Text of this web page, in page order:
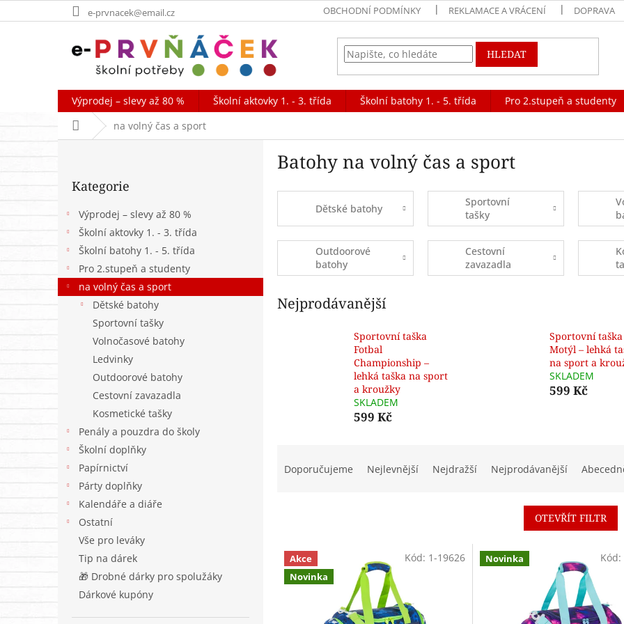
na
e-prvnacek@email.cz OBCHODNÍ PODMÍNKY REKLAMACE A VRÁCENÍ DOPRAVA
HLEDAT
Výprodej – slevy až 80 % Školní aktovky 1. - 3. třída Školní batohy 1. - 5. třída Pro 2.stupeň a studenty
Domů na volný čas a sport
P
a
n
kategorie
Kategorie
Výprodej – slevy až 80 %
Školní aktovky 1. - 3. třída
Školní batohy 1. - 5. třída
Pro 2.stupeň a studenty
na volný čas a sport
Dětské batohy
Sportovní tašky
Volnočasové batohy
Ledvinky
Outdoorové batohy
Cestovní zavazadla
Kosmetické tašky
Penály a pouzdra do školy
Školní doplňky
Papírnictví
Párty doplňky
Kalendáře a diáře
Ostatní
Vše pro leváky
Tip na dárek
🎁 Drobné dárky pro spolužáky
Dárkové kupóny
Batohy na volný čas a sport
Dětské batohy
Sportovní
tašky
Outdoorové
batohy
Cestovní
zavazadla
Nejprodávanější
Sportovní taška
Fotbal
Championship –
lehká taška na sport
a kroužky
SKLADEM
599 Kč
Sportovní taška
Motýl – lehká
na sport a
SKLADEM
599 Kč
o
d
Doporučujeme Nejlevnější Nejdražší Nejprodávanější
OTEVŘÍT FILTR
V
p
Akce
Novinka
Kód: 1-19626 Novinka Kód: